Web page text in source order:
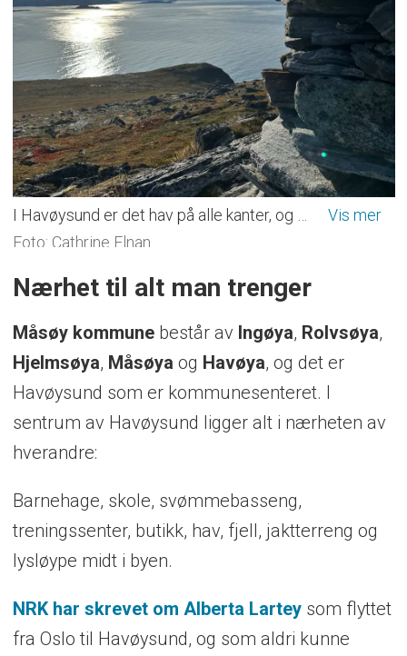
I Havøysund er det hav på alle kanter, og man kan se over til naboøyene Hjelmsøya og Måsøya.
Foto: Cathrine Elnan
Nærhet til alt man trenger
Måsøy kommunebestår av Ingøya, Rolvsøya,
Hjelmsøya, Måsøya og Havøya, og det er
Havøysund som er kommunesenteret. I
sentrum av Havøysund ligger alt i nærheten av
hverandre:
Barnehage, skole, svømmebasseng,
treningssenter, butikk, hav, fjell, jaktterreng og
lysløype midt i byen.
NRK har skrevet om Alberta Larteysom flyttet
fra Oslo til Havøysund, og som aldri kunne